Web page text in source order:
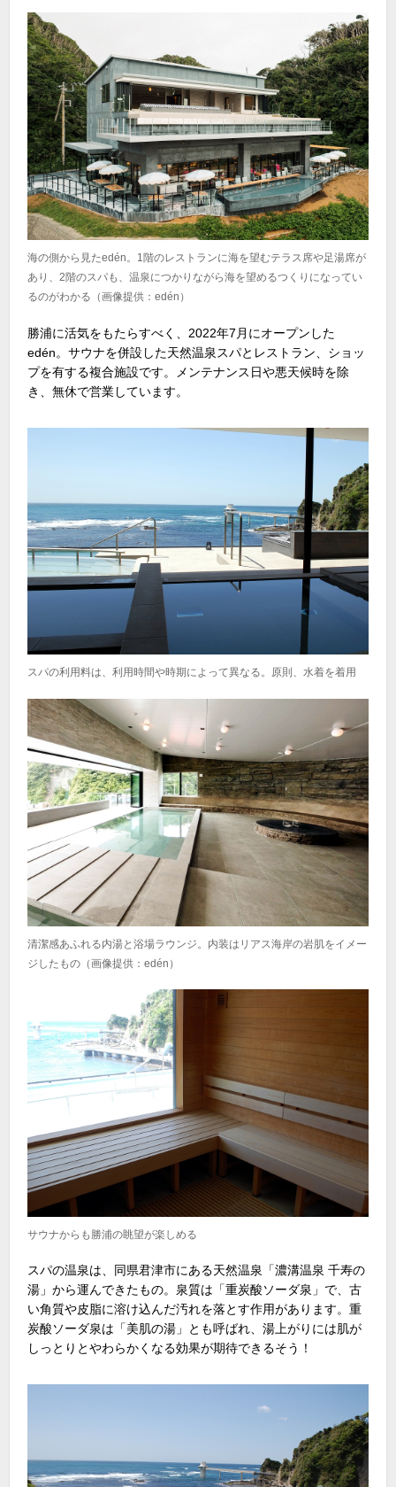
海の側から見たedén。1階のレストランに海を望むテラス席や足湯席が
あり、2階のスパも、温泉につかりながら海を望めるつくりになってい
るのがわかる（画像提供：edén）
勝浦に活気をもたらすべく、2022年7月にオープンした
edén。サウナを併設した天然温泉スパとレストラン、ショッ
プを有する複合施設です。メンテナンス日や悪天候時を除
き、無休で営業しています。
スパの利用料は、利用時間や時期によって異なる。原則、水着を着用
清潔感あふれる内湯と浴場ラウンジ。内装はリアス海岸の岩肌をイメー
ジしたもの（画像提供：edén）
サウナからも勝浦の眺望が楽しめる
スパの温泉は、同県君津市にある天然温泉「濃溝温泉 千寿の
湯」から運んできたもの。泉質は「重炭酸ソーダ泉」で、古
い角質や皮脂に溶け込んだ汚れを落とす作用があります。重
炭酸ソーダ泉は「美肌の湯」とも呼ばれ、湯上がりには肌が
しっとりとやわらかくなる効果が期待できるそう！